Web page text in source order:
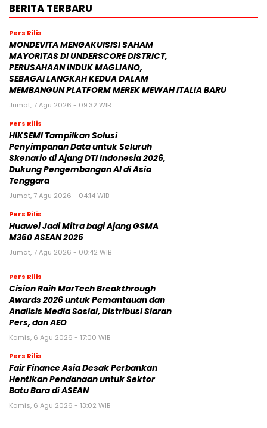
BERITA TERBARU
Pers Rilis
MONDEVITA MENGAKUISISI SAHAM
MAYORITAS DI UNDERSCORE DISTRICT,
PERUSAHAAN INDUK MAGLIANO,
SEBAGAI LANGKAH KEDUA DALAM
MEMBANGUN PLATFORM MEREK MEWAH ITALIA BARU
Jumat, 7 Agu 2026 - 09:32 WIB
Pers Rilis
HIKSEMI Tampilkan Solusi
Penyimpanan Data untuk Seluruh
Skenario di Ajang DTI Indonesia 2026,
Dukung Pengembangan AI di Asia
Tenggara
Jumat, 7 Agu 2026 - 04:14 WIB
Pers Rilis
Huawei Jadi Mitra bagi Ajang GSMA
M360 ASEAN 2026
Jumat, 7 Agu 2026 - 00:42 WIB
Pers Rilis
Cision Raih MarTech Breakthrough
Awards 2026 untuk Pemantauan dan
Analisis Media Sosial, Distribusi Siaran
Pers, dan AEO
Kamis, 6 Agu 2026 - 17:00 WIB
Pers Rilis
Fair Finance Asia Desak Perbankan
Hentikan Pendanaan untuk Sektor
Batu Bara di ASEAN
Kamis, 6 Agu 2026 - 13:02 WIB